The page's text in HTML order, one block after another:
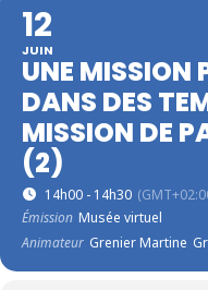
12
JUIN
UNE MISSION
DANS DES
MISSION DE
(2)
14h00 - 14h30
Émission Musée virtuel
Animateur Grenier Martine